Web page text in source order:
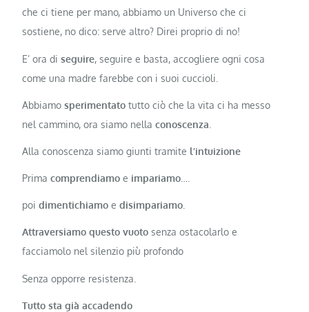
che ci tiene per mano, abbiamo un Universo che ci
sostiene, no dico: serve altro? Direi proprio di no!
E’ ora diseguire, seguire e basta, accogliere ogni cosa
come una madre farebbe con i suoi cuccioli.
Abbiamosperimentato tutto ciò che la vita ci ha messo
nel cammino, ora siamo nellaconoscenza
Alla conoscenza siamo giunti tramite l’intuizione
Primacomprendiamo e impariamo
poidimentichiamo edisimpariamo
Attraversiamo questo vuotosenza ostacolarlo e
facciamolo nel silenzio più profondo
Senza opporre resistenza.
Tutto sta già accadendo